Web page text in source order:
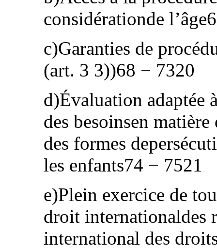
considérationde
c)Garanties de
(art. 3 3))68 − 7320
d)Évaluation adaptée
des besoinsen
des formes
les enfants74 − 7521
e)Plein exercice de
droit internationaldes
international des